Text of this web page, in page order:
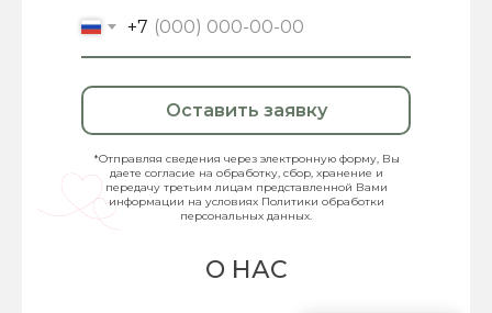
+7
Оставить заявку
*Отправляя сведения через электронную форму, Вы
даете согласие на обработку, сбор, хранение и
передачу третьим лицам представленной Вами
информации на условиях Политики обработки
персональных данных.
О НАС